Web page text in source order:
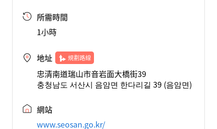
所需時間
1小時
地址 規劃路線
忠清南道瑞山市音岩面大橋街39
충청남도 서산시 음암면 한다리길 39 (음암면)
網站
www.seosan.go.kr/